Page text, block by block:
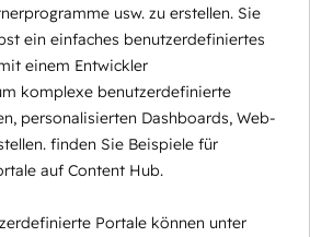
usw. zu erstellen. Sie
ein einfaches benutzerdefiniertes
einem Entwickler
komplexe benutzerdefinierte
personalisierten Dashboards, Web-
finden Sie Beispiele für
auf Content Hub.
Portale können unter